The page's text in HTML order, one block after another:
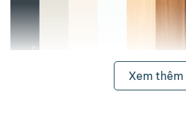
Xem thêm